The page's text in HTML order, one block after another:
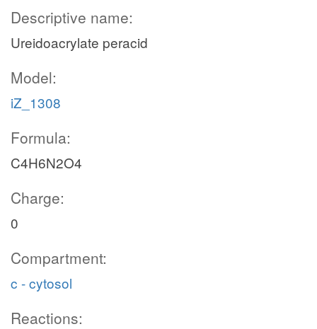
Descriptive name:
Ureidoacrylate peracid
Model:
iZ_1308
Formula:
C4H6N2O4
Charge:
0
Compartment:
c - cytosol
Reactions: